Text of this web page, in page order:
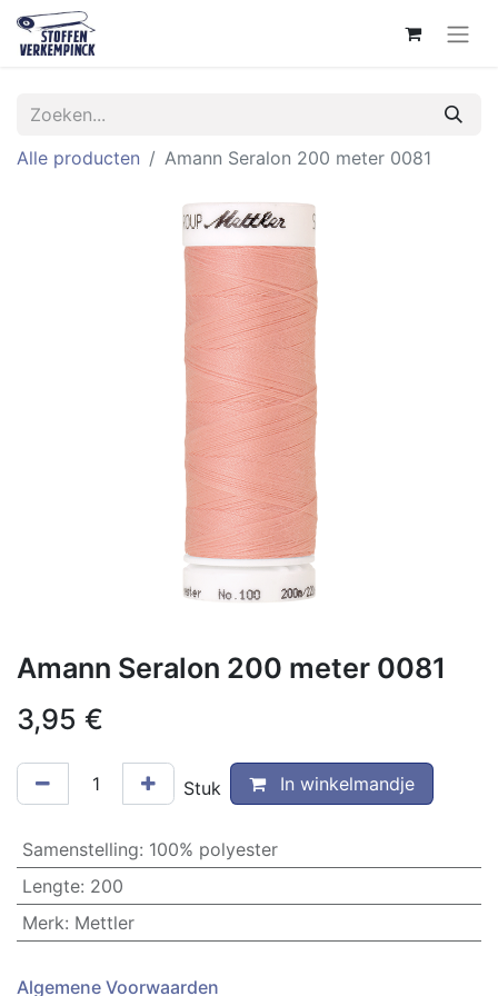
Alle producten Amann Seralon 200 meter 0081
Amann Seralon 200 meter 0081
3,95 €
Stuk In winkelmandje
Samenstelling: 100% polyester
Lengte: 200
Merk: Mettler
Algemene Voorwaarden